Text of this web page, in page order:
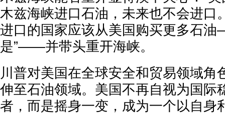
木兹海峡进口石油，未来也不会进口
进口的国家应该从美国购买更多石
是”——并带头重开海峡。
川普对美国在全球安全和贸易领域角
伸至石油领域。美国不再自视为国际
者，而是摇身一变，成为一个以自身